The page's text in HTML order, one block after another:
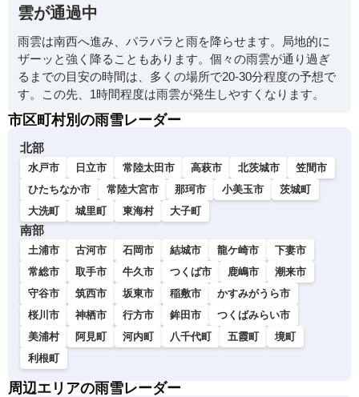
雲が通過中
雨雲は南西へ進み、パラパラと雨を降らせます。局地的に
ザーッと強く降ることもあります。個々の雨雲が通り過ぎ
るまでの目安の時間は、多くの場所で20-30分程度の予想で
す。この先、1時間程度は雨雲が発生しやすくなります。
市区町村別の雨雪レーダー
北部
水戸市 日立市 常陸太田市 高萩市 北茨城市
笠間市
ひたちなか市
常陸大宮市 那珂市 小美玉市
茨城町
大洗町
城里町 東海村 大子町
南部
土浦市 古河市 石岡市 結城市 龍ケ崎市
下妻市
常総市
取手市 牛久市 つくば市 鹿嶋市
潮来市
守谷市
筑西市 坂東市 稲敷市
かすみがうら市
桜川市
神栖市 行方市 鉾田市
つくばみらい市
美浦村
阿見町 河内町 八千代町 五霞町
境町
利根町
周辺エリアの雨雪レーダー